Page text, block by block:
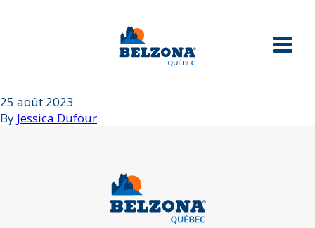
25 août 2023
By Jessica Dufour